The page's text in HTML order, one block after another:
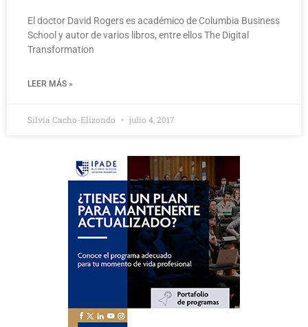
El doctor David Rogers es académico de Columbia Business
School y autor de varios libros, entre ellos The Digital
Transformation
LEER MÁS »
Silvia Cacho-Elizondo julio 4, 2017